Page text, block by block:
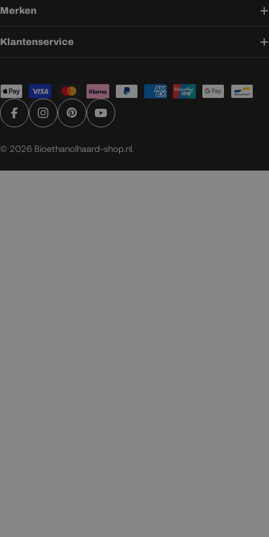
Merken
Klantenservice
Betaalmethoden
FacebookInstagramPinterestYouTube
© 2026 Bioethanolhaard-shop.nl.